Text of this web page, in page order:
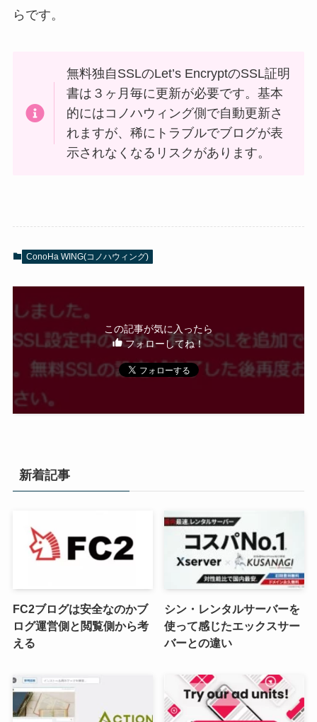
らです。
無料独自SSLのLet’s EncryptのSSL証明
書は３ヶ月毎に更新が必要です。基本
的にはコノハウィング側で自動更新さ
れますが、稀にトラブルでブログが表
示されなくなるリスクがあります。
ConoHa WING(コノハウィング)
この記事が気に入ったら
フォローしてね！
新着記事
FC2ブログは安全なのかブ
ログ運営側と閲覧側から考
える
シン・レンタルサーバーを
使って感じたエックスサー
バーとの違い